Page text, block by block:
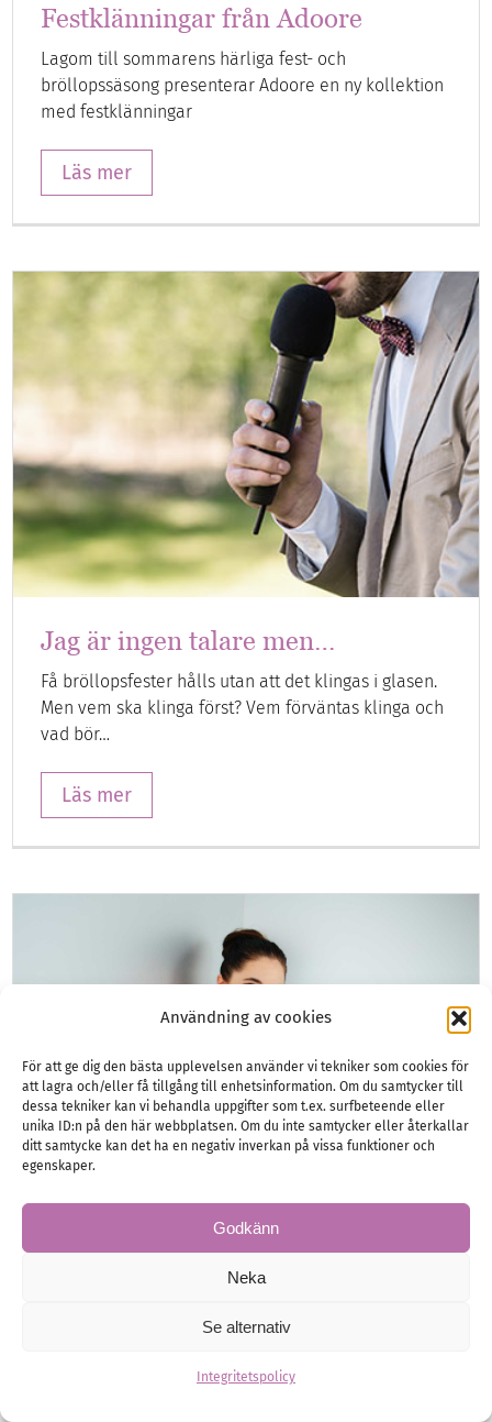
Användning av cookies
För att ge dig den bästa upplevelsen använder vi tekniker som cookies för
att lagra och/eller få tillgång till enhetsinformation. Om du samtycker till
dessa tekniker kan vi behandla uppgifter som t.ex. surfbeteende eller
unika ID:n på den här webbplatsen. Om du inte samtycker eller återkallar
ditt samtycke kan det ha en negativ inverkan på vissa funktioner och
egenskaper.
Godkänn
Neka
Se alternativ
Integritetspolicy
Festklänningar från Adoore
Lagom till sommarens härliga fest- och
bröllopssäsong presenterar Adoore en ny kollektion
med festklänningar
Läs mer
Jag är ingen talare men…
Få bröllopsfester hålls utan att det klingas i glasen.
Men vem ska klinga först? Vem förväntas klinga och
vad bör…
Läs mer
Så mycket vill svenskarna lägga på